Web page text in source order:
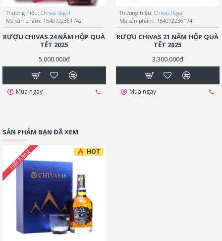
Thương hiệu: Chivas Regal
Mã sản phẩm: 1540722361742
RƯỢU CHIVAS 24 NĂM HỘP QUÀ
TẾT 2025
5.000.000đ
Mua ngay
Thương hiệu: Chivas Regal
Mã sản phẩm: 1540722361741
RƯỢU CHIVAS 21 NĂM HỘP QUÀ
TẾT 2025
3.300.000đ
Mua ngay
SẢN PHẨM BẠN ĐÃ XEM
HOT
Hết hàng